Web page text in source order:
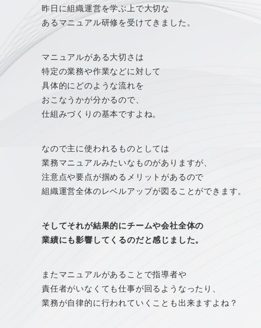
昨日に組織運営を学ぶ上で大切な
あるマニュアル研修を受けてきました。
マニュアルがある大切さは
特定の業務や作業などに対して
具体的にどのような流れを
おこなうかが分かるので、
仕組みづくりの基本ですよね。
なので主に使われるものとしては
業務マニュアルみたいなものがありますが、
注意点や要点が掴めるメリットがあるので
組織運営全体のレベルアップが図ることができます。
そしてそれが結果的にチームや会社全体の
業績にも影響してくるのだと感じました。
またマニュアルがあることで指導者や
責任者がいなくても仕事が回るようなったり、
業務が自律的に行われていくことも出来ますよね？